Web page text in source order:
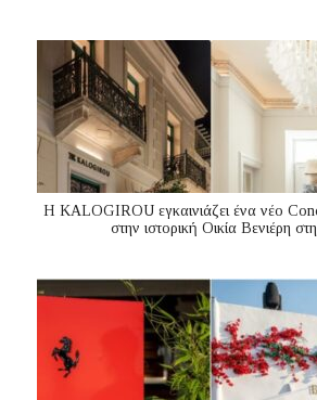
Η KALOGIROU εγκαινιάζει ένα νέο
στην ιστορική Οικία Βενιέρη